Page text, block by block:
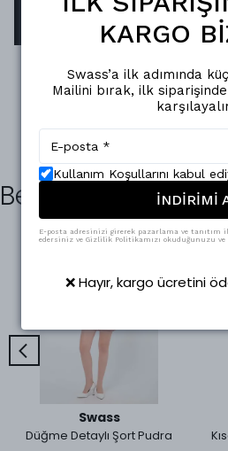
Benzer Ürünler
Swass
Düğme Detaylı Şort Pudra
KARGO
Swass’a ilk adımında
Mailini bırak, ilk
Kullanım Koşullarını kabul
İNDİRİMİ
E-posta adresinizi girerek pazarlama ve
edersiniz ve Gizlilik Politikamızı okuduğunuzu
❌ Hayır, kargo ücretini